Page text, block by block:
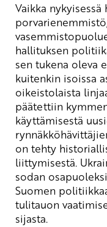
Vaikka
hallituksen
sen tukena oleva
kuitenkin isoissa
oikeistolaista
päätettiin
käyttämisestä
on tehty
liittymisestä.
sodan
Suomen
tulitauon
sijasta.